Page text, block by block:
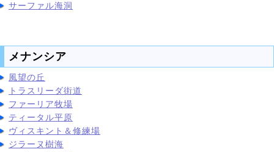
サーファル海洞
メナンシア
風望の丘
トラスリーダ街道
ファーリア牧場
ティータル平原
ヴィスキント＆修練場
ジラーヌ樹海